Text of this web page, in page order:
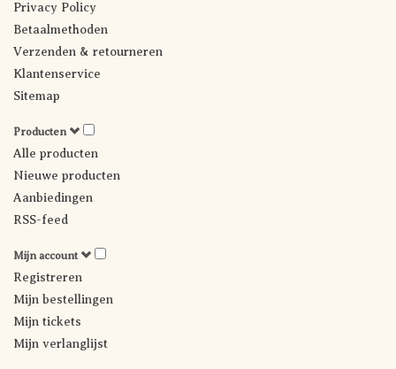
Privacy Policy
Betaalmethoden
Verzenden & retourneren
Klantenservice
Sitemap
Producten
Alle producten
Nieuwe producten
Aanbiedingen
RSS-feed
Mijn account
Registreren
Mijn bestellingen
Mijn tickets
Mijn verlanglijst